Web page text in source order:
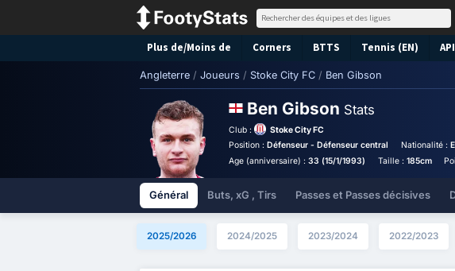
Plus de/Moins de Corners BTTS Tennis (EN) API
Angleterre / Joueurs / Stoke City FC / Ben Gibson
Ben Gibson Stats
Club :
Stoke City FC
Position :Défenseur - Défenseur central Nationalité :
Age (anniversaire) :33 (15/1/1993) Taille : 185cm
Général Buts, xG , Tirs Passes et Passes décisives
2025/2026 2024/2025 2023/2024 2022/2023